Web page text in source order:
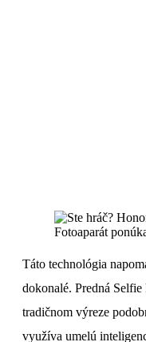
Fotoaparát
Táto technológia
dokonalé. Predná
tradičnom výreze
využíva umelú